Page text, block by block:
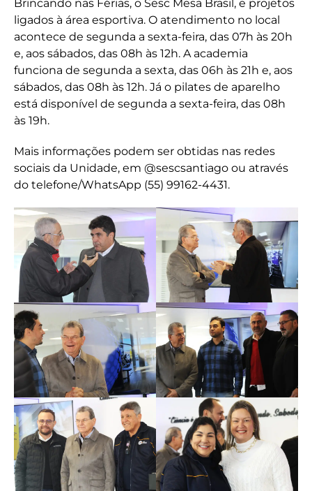
Brincando nas Férias, o Sesc Mesa Brasil, e projetos
ligados à área esportiva. O atendimento no local
acontece de segunda a sexta-feira, das 07h às 20h
e, aos sábados, das 08h às 12h. A academia
funciona de segunda a sexta, das 06h às 21h e, aos
sábados, das 08h às 12h. Já o pilates de aparelho
está disponível de segunda a sexta-feira, das 08h
às 19h.
Mais informações podem ser obtidas nas redes
sociais da Unidade, em @sescsantiago ou através
do telefone/WhatsApp (55) 99162-4431.